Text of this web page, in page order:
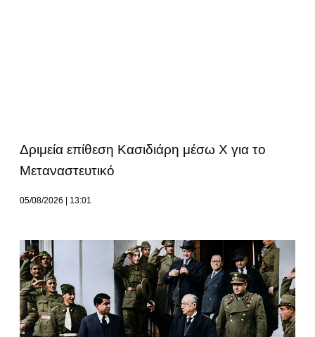
Δριμεία επίθεση Κασιδιάρη μέσω Χ για το
Μεταναστευτικό
05/08/2026 13:01